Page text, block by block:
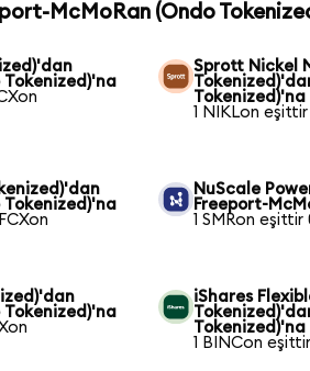
McMoRan (Ondo
Tokenized)'na
Sprott Nickel
Tokenized)'na
1 NIKLon eşittir
Tokenized)'na
NuScale
Freeport-
1 SMRon eşittir
Tokenized)'na
iShares
Tokenized)'na
1 BINCon